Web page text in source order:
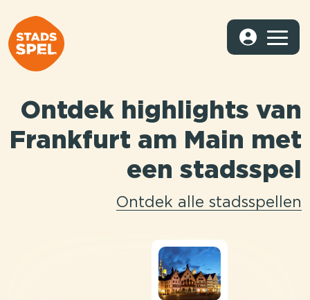
Ontdek highlights van
Frankfurt am Main met
een stadsspel
Ontdek alle stadsspellen